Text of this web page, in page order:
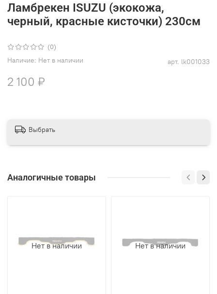
(0)
арт. lk001033
Наличие: Нет в наличии
Ламбрекен ISUZU (экокожа,
черный, красные кисточки) 230см
2 100 ₽
Выбрать
Аналогичные товары
Нет в наличии Нет в наличии